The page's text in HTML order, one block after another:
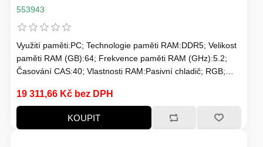
553943
Využití paměti:PC; Technologie paměti RAM:DDR5; Velikost
paměti RAM (GB):64; Frekvence paměti RAM (GHz):5.2;
Časování CAS:40; Vlastnosti RAM:Pasivní chladič; RGB;
19 311,66 Kč bez DPH
KOUPIT